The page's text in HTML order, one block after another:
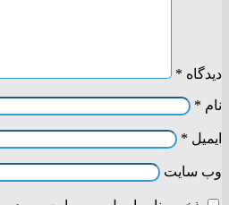
دیدگاه *
نام *
ایمیل *
وب‌ سایت